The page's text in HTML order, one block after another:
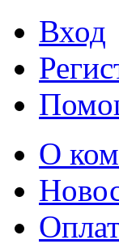
Вход
О